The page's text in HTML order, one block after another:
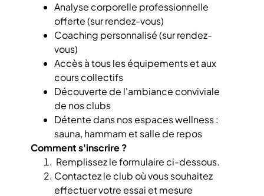
Analyse corporelle professionnelle
offerte (sur rendez-vous)
Coaching personnalisé (sur rendez-
vous)
Accès à tous les équipements et aux
cours collectifs
Découverte de l'ambiance conviviale
de nos clubs
Détente dans nos espaces wellness :
sauna, hammam et salle de repos
Comment s'inscrire ?
Remplissez le formulaire ci-dessous.
Contactez le club où vous souhaitez
effectuer votre essai et mesure